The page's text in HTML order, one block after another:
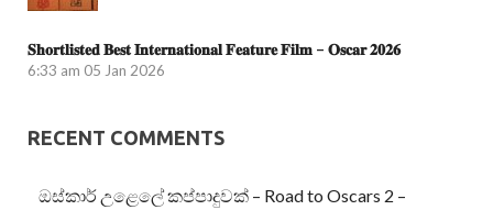
𝐒𝐡𝐨𝐫𝐭𝐥𝐢𝐬𝐭𝐞𝐝 𝐁𝐞𝐬𝐭 𝐈𝐧𝐭𝐞𝐫𝐧𝐚𝐭𝐢𝐨𝐧𝐚𝐥 𝐅𝐞𝐚𝐭𝐮𝐫𝐞 𝐅𝐢𝐥𝐦 – 𝐎𝐬𝐜𝐚𝐫 𝟐𝟎𝟐𝟔
6:33 am 05 Jan 2026
RECENT COMMENTS
ඔස්කාර් උළෙලේ කප්පාදුවක් – Road to Oscars 2 –